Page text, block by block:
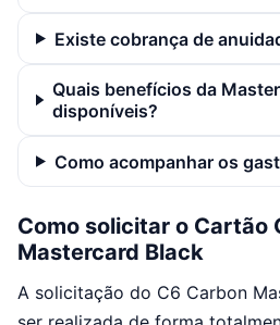
Existe cobrança de
Quais benefícios da
disponíveis?
Como acompanhar os
Como solicitar o Cartão
Mastercard Black
A solicitação do C6 Carbon